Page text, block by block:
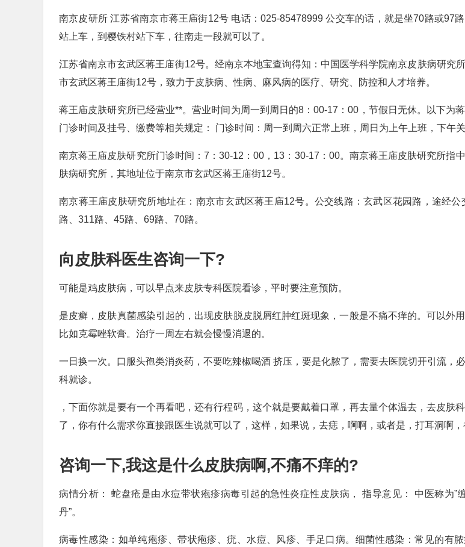
南京皮研所 江苏省南京市蒋王庙街12号 电话：025-85478999 公交车的话，就是坐70路或97
站上车，到樱铁村站下车，往南走一段就可以了。
江苏省南京市玄武区蒋王庙街12号。经南京本地宝查询得知：中国医学科学院南京皮肤病研究
市玄武区蒋王庙街12号，致力于皮肤病、性病、麻风病的医疗、研究、防控和人才培养。
蒋王庙皮肤研究所已经营业**。营业时间为周一到周日的8：00-17：00，节假日无休。以下为
门诊时间及挂号、缴费等相关规定： 门诊时间：周一到周六正常上班，周日为上午上班，下午关
南京蒋王庙皮肤研究所门诊时间：7：30-12：00，13：30-17：00。南京蒋王庙皮肤研究所指
肤病研究所，其地址位于南京市玄武区蒋王庙街12号。
南京蒋王庙皮肤研究所地址在：南京市玄武区蒋王庙12号。公交线路：玄武区花园路，途经公
路、311路、45路、69路、70路。
向皮肤科医生咨询一下?
可能是鸡皮肤病，可以早点来皮肤专科医院看诊，平时要注意预防。
是皮癣，皮肤真菌感染引起的，出现皮肤脱皮脱屑红肿红斑现象，一般是不痛不痒的。可以外用
比如克霉唑软膏。治疗一周左右就会慢慢消退的。
一日换一次。口服头孢类消炎药，不要吃辣椒喝酒 挤压，要是化脓了，需要去医院切开引流，
科就诊。
，下面你就是要有一个再看吧，还有行程码，这个就是要戴着口罩，再去量个体温去，去皮肤
了，你有什么需求你直接跟医生说就可以了，这样，如果说，去痣，啊啊，或者是，打耳洞啊，
咨询一下,我这是什么皮肤病啊,不痛不痒的?
病情分析： 蛇盘疮是由水痘带状疱疹病毒引起的急性炎症性皮肤病， 指导意见： 中医称为”
丹”。
病毒性感染：如单纯疱疹、带状疱疹、疣、水痘、风疹、手足口病。细菌性感染：常见的有脓